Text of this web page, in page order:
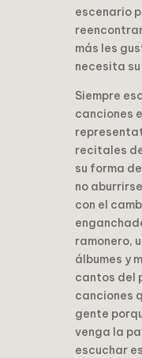
escenario
más les
necesita
Siempre
canciones
recitales
su forma
no
con el
ramonero,
álbumes y
cantos del
canciones
gente
venga la
escuchar